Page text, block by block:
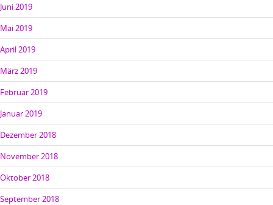
Juni 2019
Mai 2019
April 2019
März 2019
Februar 2019
Januar 2019
Dezember 2018
November 2018
Oktober 2018
September 2018